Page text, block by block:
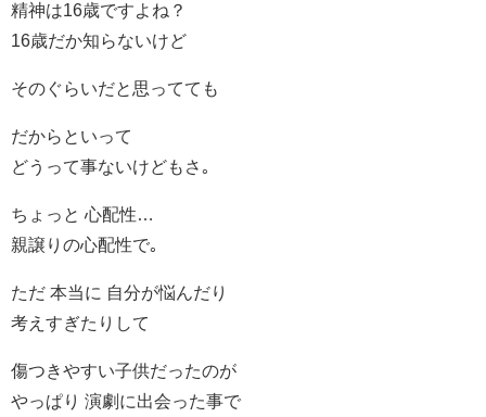
精神は16歳ですよね？
16歳だか知らないけど
そのぐらいだと思ってても
だからといって
どうって事ないけどもさ｡
ちょっと 心配性…
親譲りの心配性で｡
ただ 本当に 自分が悩んだり
考えすぎたりして
傷つきやすい子供だったのが
やっぱり 演劇に出会った事で